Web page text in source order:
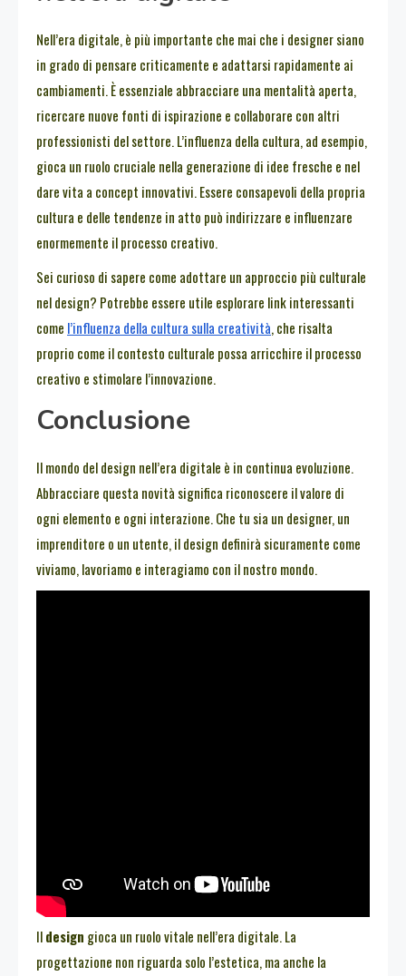
Nell’era digitale, è più importante che mai che i designer siano
in grado di pensare criticamente e adattarsi rapidamente ai
cambiamenti. È essenziale abbracciare una mentalità aperta,
ricercare nuove fonti di ispirazione e collaborare con altri
professionisti del settore. L’influenza della cultura, ad esempio,
gioca un ruolo cruciale nella generazione di idee fresche e nel
dare vita a concept innovativi. Essere consapevoli della propria
cultura e delle tendenze in atto può indirizzare e influenzare
enormemente il processo creativo.
Sei curioso di sapere come adottare un approccio più culturale
nel design? Potrebbe essere utile esplorare link interessanti
come l’influenza della cultura sulla creatività, che risalta
proprio come il contesto culturale possa arricchire il processo
creativo e stimolare l’innovazione.
Conclusione
Il mondo del design nell’era digitale è in continua evoluzione.
Abbracciare questa novità significa riconoscere il valore di
ogni elemento e ogni interazione. Che tu sia un designer, un
imprenditore o un utente, il design definirà sicuramente come
viviamo, lavoriamo e interagiamo con il nostro mondo.
Ildesign gioca un ruolo vitale nell’era digitale. La
progettazione non riguarda solo l’estetica, ma anche la